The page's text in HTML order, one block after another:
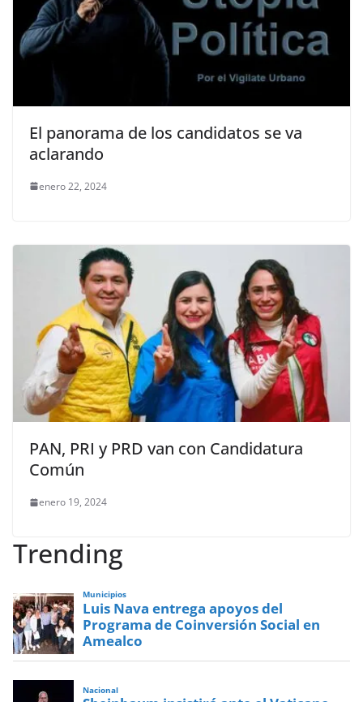
El panorama de los candidatos se va
aclarando
enero 22, 2024
PAN, PRI y PRD van con Candidatura
Común
enero 19, 2024
Trending
Municipios
Luis Nava entrega apoyos del
Programa de Coinversión Social en
Amealco
Nacional